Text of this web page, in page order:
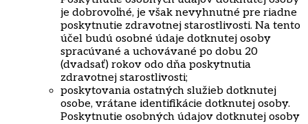
je dobrovoľné, je však nevyhnutné pre riadne
poskytnutie zdravotnej starostlivosti. Na tento
účel budú osobné údaje dotknutej osoby
spracúvané a uchovávané po dobu 20
(dvadsať) rokov odo dňa poskytnutia
zdravotnej starostlivosti;
poskytovania ostatných služieb dotknutej
osobe, vrátane identifikácie dotknutej osoby.
Poskytnutie osobných údajov dotknutej osoby